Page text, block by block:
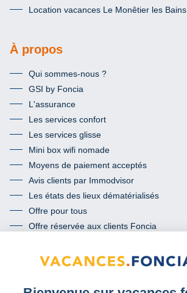
Location vacances Le Monêtier les Bains
À propos
Qui sommes-nous ?
GSI by Foncia
L'assurance
Les services confort
Les services glisse
Mini box wifi nomade
Moyens de paiement acceptés
Avis clients par Immodvisor
Les états des lieux dématérialisés
Offre pour tous
Offre réservée aux clients Foncia